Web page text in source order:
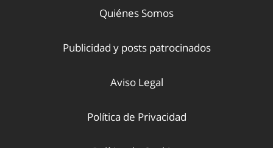
Quiénes Somos
Publicidad y posts patrocinados
Aviso Legal
Política de Privacidad